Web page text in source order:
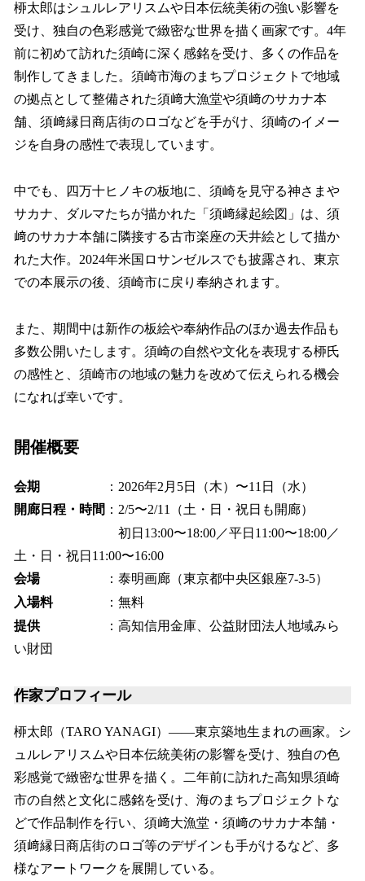
桺太郎はシュルレアリスムや日本伝統美術の強い影響を
受け、独自の色彩感覚で緻密な世界を描く画家です。4年
前に初めて訪れた須崎に深く感銘を受け、多くの作品を
制作してきました。須崎市海のまちプロジェクトで地域
の拠点として整備された須﨑大漁堂や須﨑のサカナ本
舗、須﨑縁日商店街のロゴなどを手がけ、須崎のイメー
ジを自身の感性で表現しています。
中でも、四万十ヒノキの板地に、須崎を見守る神さまや
サカナ、ダルマたちが描かれた「須﨑縁起絵図」は、須
﨑のサカナ本舗に隣接する古市楽座の天井絵として描か
れた大作。2024年米国ロサンゼルスでも披露され、東京
での本展示の後、須崎市に戻り奉納されます。
また、期間中は新作の板絵や奉納作品のほか過去作品も
多数公開いたします。須崎の自然や文化を表現する桺氏
の感性と、須崎市の地域の魅力を改めて伝えられる機会
になれば幸いです。
開催概要
会期
：2026年2月5日（木）〜11日（水）
開廊日程・時間 ：2/5〜2/11（土・日・祝日も開廊）
初日13:00〜18:00／平日11:00〜18:00／
土・日・祝日11:00〜16:00
会場
：泰明画廊（東京都中央区銀座7-3-5）
入場料
：無料
提供
：高知信用金庫、公益財団法人地域みら
い財団
作家プロフィール
桺太郎（TARO YANAGI）――東京築地生まれの画家。シ
ュルレアリスムや日本伝統美術の影響を受け、独自の色
彩感覚で緻密な世界を描く。二年前に訪れた高知県須崎
市の自然と文化に感銘を受け、海のまちプロジェクトな
どで作品制作を行い、須﨑大漁堂・須﨑のサカナ本舗・
須﨑縁日商店街のロゴ等のデザインも手がけるなど、多
様なアートワークを展開している。